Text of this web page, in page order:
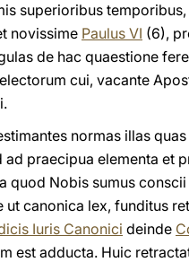
superioribus temporibus,
novissime Paulus VI (6),
de hac quaestione
cui, vacante
normas illas
praecipua elementa et
quod Nobis sumus
canonica lex, funditus
Iuris Canonici deinde
est adducta. Huic